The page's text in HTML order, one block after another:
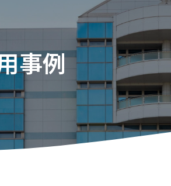
門家の派遣
専門家派遣事業
引かけこみ寺
い創業活性化事業（成長支援）助成金
考】市町の融資・支援制度
ベンチャーピッチ
業家向け事務所等の貸出
ダーメイド研修
びなおし支援
いDXスクール
ザイン研修
いクリエイティブホーム Cream（クリーム）
託研究
いオープンイノベーション推進機構
術研究開発リンク集
料IT相談窓口
型DXプロジェクト支援事業［実行支援］
いDX事例集
くいDX推進宣言企業」登録企業・団体のご
事例